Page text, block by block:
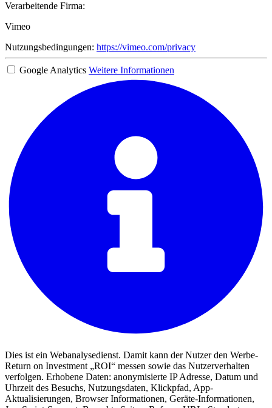
Verarbeitende Firma:
Vimeo
Nutzungsbedingungen: https://vimeo.com/privacy
Google Analytics Weitere Informationen
Dies ist ein Webanalysedienst. Damit kann der Nutzer den Werbe-
Return on Investment „ROI“ messen sowie das Nutzerverhalten
verfolgen. Erhobene Daten: anonymisierte IP Adresse, Datum und
Uhrzeit des Besuchs, Nutzungsdaten, Klickpfad, App-
Aktualisierungen, Browser Informationen, Geräte-Informationen,